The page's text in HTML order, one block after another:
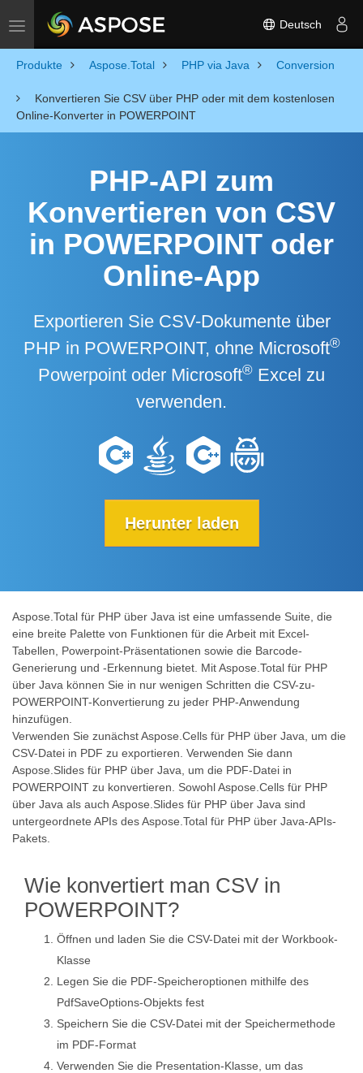
Toggle navigation Deutsch
Produkte Aspose.Total PHP via Java Conversion
Konvertieren Sie CSV über PHP oder mit dem kostenlosen
Online-Konverter in POWERPOINT
PHP-API zum
Konvertieren von CSV
in POWERPOINT oder
Online-App
Exportieren Sie CSV-Dokumente über
PHP in POWERPOINT, ohne Microsoft®
Powerpoint oder Microsoft® Excel zu
verwenden.
Herunter laden
Aspose.Total für PHP über Java ist eine umfassende Suite, die
eine breite Palette von Funktionen für die Arbeit mit Excel-
Tabellen, Powerpoint-Präsentationen sowie die Barcode-
Generierung und -Erkennung bietet. Mit Aspose.Total für PHP
über Java können Sie in nur wenigen Schritten die CSV-zu-
POWERPOINT-Konvertierung zu jeder PHP-Anwendung
hinzufügen.
Verwenden Sie zunächst Aspose.Cells für PHP über Java, um die
CSV-Datei in PDF zu exportieren. Verwenden Sie dann
Aspose.Slides für PHP über Java, um die PDF-Datei in
POWERPOINT zu konvertieren. Sowohl Aspose.Cells für PHP
über Java als auch Aspose.Slides für PHP über Java sind
untergeordnete APIs des Aspose.Total für PHP über Java-APIs-
Pakets.
Wie konvertiert man CSV in
POWERPOINT?
Öffnen und laden Sie die CSV-Datei mit der Workbook-
Klasse
Legen Sie die PDF-Speicheroptionen mithilfe des
PdfSaveOptions-Objekts fest
Speichern Sie die CSV-Datei mit der Speichermethode
im PDF-Format
Verwenden Sie die Presentation-Klasse, um das